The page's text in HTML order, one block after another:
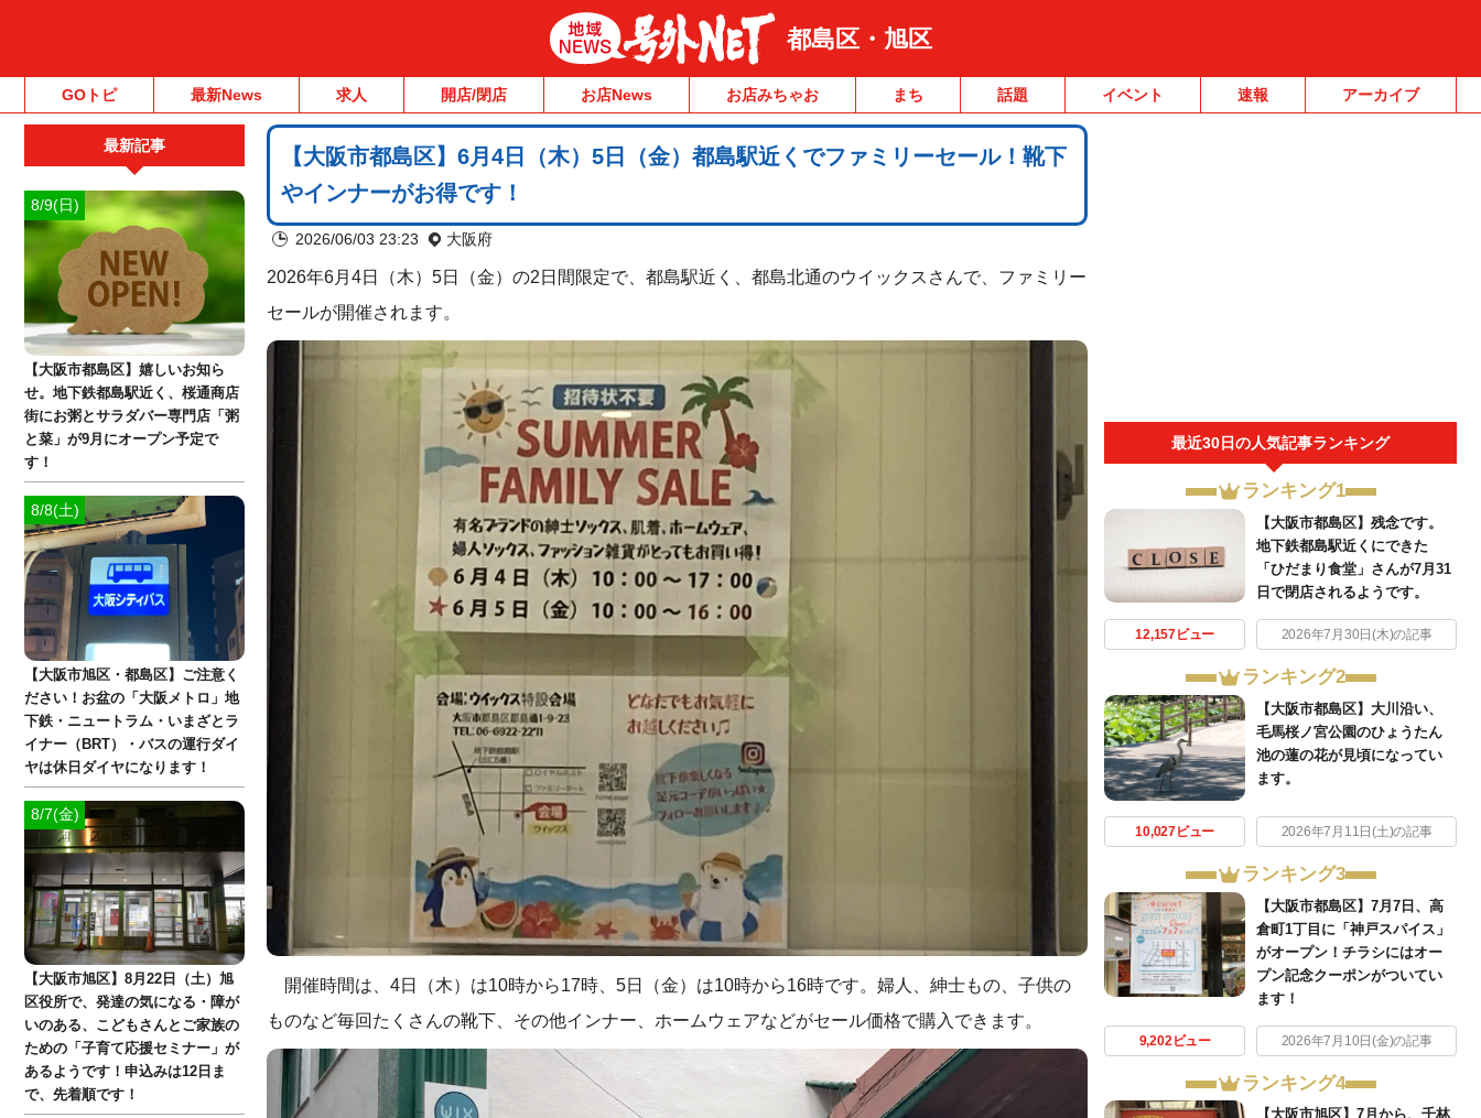
都島区・旭区
GOトピ 最新News 求人 開店/閉店 お店News お店みちゃお まち 話題 イベント 速報 アーカイブ
【大阪市都島区】6月4日（木）5日（金）都島駅近くでファミリーセール！靴下
やインナーがお得です！
2026/06/03 23:23 大阪府
2026年6月4日（木）5日（金）の2日間限定で、都島駅近く、都島北通のウイックスさんで、ファミリー
セールが開催されます。
開催時間は、4日（木）は10時から17時、5日（金）は10時から16時です。婦人、紳士もの、子供の
ものなど毎回たくさんの靴下、その他インナー、ホームウェアなどがセール価格で購入できます。
最近30日の人気記事ランキング
ランキング1
【大阪市都島区】残念です。
地下鉄都島駅近くにできた
「ひだまり食堂」さんが7月31
日で閉店されるようです。
12,157ビュー 2026年7月30日(木)の記事
ランキング2
【大阪市都島区】大川沿い、
毛馬桜ノ宮公園のひょうたん
池の蓮の花が見頃になってい
ます。
10,027ビュー 2026年7月11日(土)の記事
ランキング3
【大阪市都島区】7月7日、高
倉町1丁目に「神戸スパイス」
がオープン！チラシにはオー
プン記念クーポンがついてい
ます！
9,202ビュー 2026年7月10日(金)の記事
ランキング4
【大阪市旭区】7月から、千林
最新記事
8/9(日)
【大阪市都島区】嬉しいお知ら
せ。地下鉄都島駅近く、桜通商店
街にお粥とサラダバー専門店「粥
と菜」が9月にオープン予定で
す！
8/8(土)
【大阪市旭区・都島区】ご注意く
ださい！お盆の「大阪メトロ」地
下鉄・ニュートラム・いまざとラ
イナー（BRT）・バスの運行ダイ
ヤは休日ダイヤになります！
8/7(金)
【大阪市旭区】8月22日（土）旭
区役所で、発達の気になる・障が
いのある、こどもさんとご家族の
ための「子育て応援セミナー」が
あるようです！申込みは12日ま
で、先着順です！